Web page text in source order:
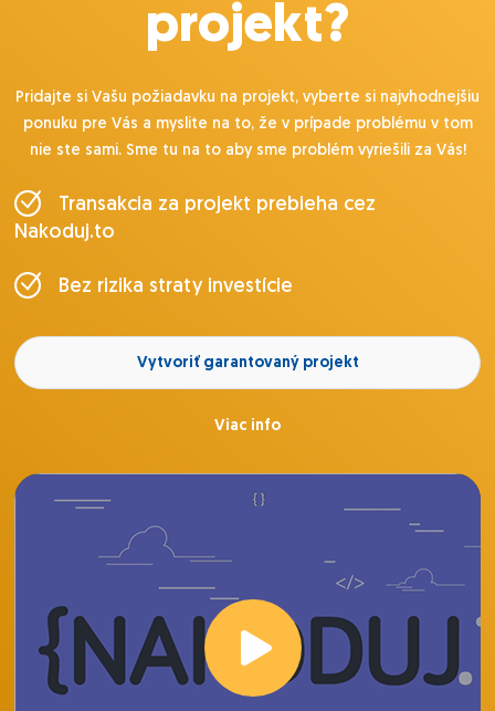
projekt?
Pridajte si Vašu požiadavku na projekt, vyberte si najvhodnejšiu
ponuku pre Vás a myslite na to, že v prípade problému v tom
nie ste sami. Sme tu na to aby sme problém vyriešili za Vás!
Transakcia za projekt prebieha cez
Nakoduj.to
Bez rizika straty investície
Vytvoriť garantovaný projekt
Viac info